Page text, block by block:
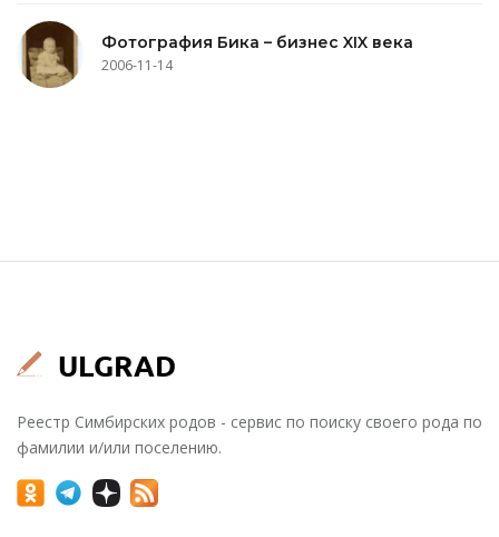
Фотография Бика – бизнес XIX века
2006-11-14
Реестр Симбирских родов - сервис по поиску своего рода по
фамилии и/или поселению.